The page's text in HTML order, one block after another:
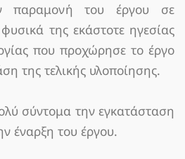
παραμονή του έργου σε
της εκάστοτε ηγεσίας
που προχώρησε το έργο
της τελικής υλοποίησης.
σύντομα την εγκατάσταση
έναρξη του έργου.